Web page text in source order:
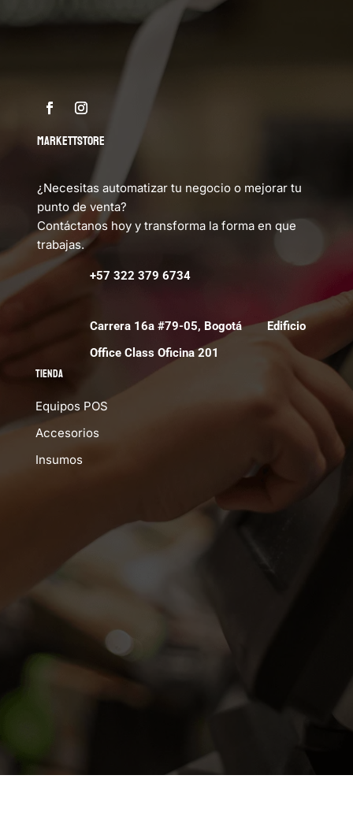
MARKETTSTORE
¿Necesitas automatizar tu negocio o mejorar tu
punto de venta?
Contáctanos hoy y transforma la forma en que
trabajas.
+57 322 379 6734
Carrera 16a #79-05, Bogotá Edificio
Office Class Oficina 201
Tienda
Equipos POS
Accesorios
Insumos